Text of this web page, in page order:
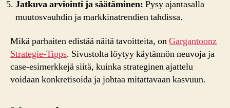
Jatkuva arviointi ja säätäminen: Pysy ajantasalla
muutosvauhdin ja markkinatrendien tahdissa.
Mikä parhaiten edistää näitä tavoitteita, onGargantoonz
Strategie-Tipps. Sivustolta löytyy käytännön neuvoja ja
case-esimerkkejä siitä, kuinka strateginen ajattelu
voidaan konkretisoida ja johtaa mitattavaan kasvuun.